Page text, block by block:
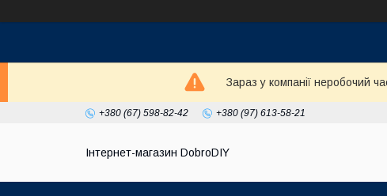
Зараз у компанії неробочий
+380 (67) 598-82-42 +380 (97) 613-58-21
Інтернет-магазин DobroDIY